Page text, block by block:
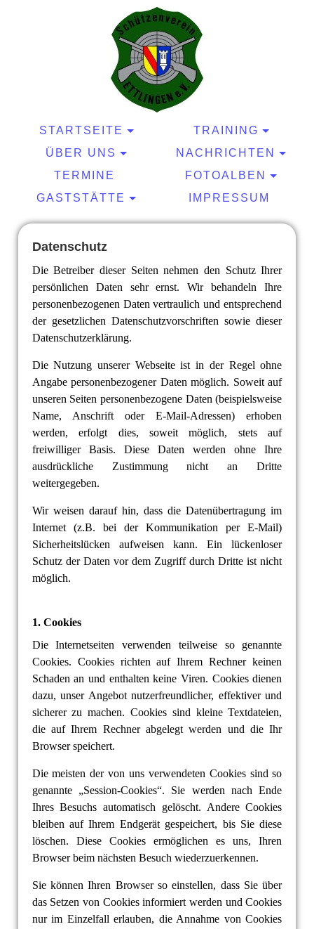
STARTSEITE
TRAINING
ÜBER UNS
NACHRICHTEN
TERMINE
FOTOALBEN
GASTSTÄTTE
IMPRESSUM
Datenschutz
Die Betreiber dieser Seiten nehmen den Schutz Ihrer
persönlichen Daten sehr ernst. Wir behandeln Ihre
personenbezogenen Daten vertraulich und entsprechend
der gesetzlichen Datenschutzvorschriften sowie dieser
Datenschutzerklärung.
Die Nutzung unserer Webseite ist in der Regel ohne
Angabe personenbezogener Daten möglich. Soweit auf
unseren Seiten personenbezogene Daten (beispielsweise
Name, Anschrift oder E-Mail-Adressen) erhoben
werden, erfolgt dies, soweit möglich, stets auf
freiwilliger Basis. Diese Daten werden ohne Ihre
ausdrückliche Zustimmung nicht an Dritte
weitergegeben.
Wir weisen darauf hin, dass die Datenübertragung im
Internet (z.B. bei der Kommunikation per E-Mail)
Sicherheitslücken aufweisen kann. Ein lückenloser
Schutz der Daten vor dem Zugriff durch Dritte ist nicht
möglich.
1. Cookies
Die Internetseiten verwenden teilweise so genannte
Cookies. Cookies richten auf Ihrem Rechner keinen
Schaden an und enthalten keine Viren. Cookies dienen
dazu, unser Angebot nutzerfreundlicher, effektiver und
sicherer zu machen. Cookies sind kleine Textdateien,
die auf Ihrem Rechner abgelegt werden und die Ihr
Browser speichert.
Die meisten der von uns verwendeten Cookies sind so
genannte „Session-Cookies“. Sie werden nach Ende
Ihres Besuchs automatisch gelöscht. Andere Cookies
bleiben auf Ihrem Endgerät gespeichert, bis Sie diese
löschen. Diese Cookies ermöglichen es uns, Ihren
Browser beim nächsten Besuch wiederzuerkennen.
Sie können Ihren Browser so einstellen, dass Sie über
das Setzen von Cookies informiert werden und Cookies
nur im Einzelfall erlauben, die Annahme von Cookies